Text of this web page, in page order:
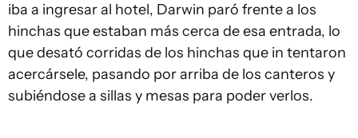
iba a ingresar al hotel, Darwin paró frente a los
hinchas que estaban más cerca de esa entrada, lo
que desató corridas de los hinchas que in tentaron
acercársele, pasando por arriba de los canteros y
subiéndose a sillas y mesas para poder verlos.